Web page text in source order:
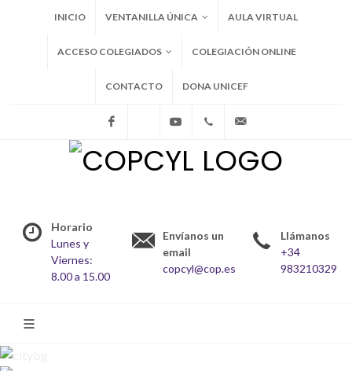
INICIO VENTANILLA ÚNICA AULA VIRTUAL
ACCESO COLEGIADOS COLEGIACIÓN ONLINE
CONTACTO DONA UNICEF
Facebook Youtube +34983210329
Horario
Lunes y
Viernes:
8.00 a 15.00
Envíanos un
email
copcyl@cop.es
Llámanos
+34
983210329